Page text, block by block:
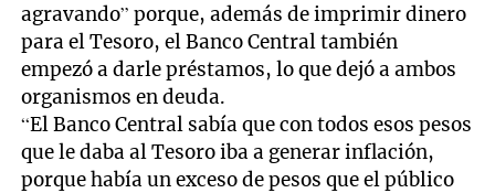
agravando” porque, además de imprimir dinero
para el Tesoro, el Banco Central también
empezó a darle préstamos, lo que dejó a ambos
organismos en deuda.
“El Banco Central sabía que con todos esos pesos
que le daba al Tesoro iba a generar inflación,
porque había un exceso de pesos que el público